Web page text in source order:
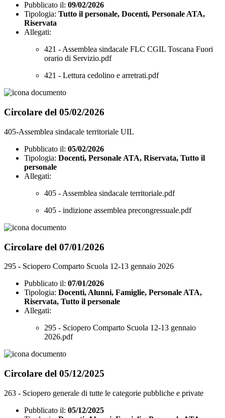
Pubblicato il: 09/02/2026
Tipologia: Tutto il personale, Docenti, Personale ATA,
Riservata
Allegati:
421 - Assemblea sindacale FLC CGIL Toscana Fuori
orario di Servizio.pdf
421 - Lettura cedolino e arretrati.pdf
Circolare del 05/02/2026
405-Assemblea sindacale territoriale UIL
Pubblicato il: 05/02/2026
Tipologia: Docenti, Personale ATA, Riservata, Tutto il
personale
Allegati:
405 - Assemblea sindacale territoriale.pdf
405 - indizione assemblea precongressuale.pdf
Circolare del 07/01/2026
295 - Sciopero Comparto Scuola 12-13 gennaio 2026
Pubblicato il: 07/01/2026
Tipologia: Docenti, Alunni, Famiglie, Personale ATA,
Riservata, Tutto il personale
Allegati:
295 - Sciopero Comparto Scuola 12-13 gennaio
2026.pdf
Circolare del 05/12/2025
263 - Sciopero generale di tutte le categorie pubbliche e private
Pubblicato il: 05/12/2025